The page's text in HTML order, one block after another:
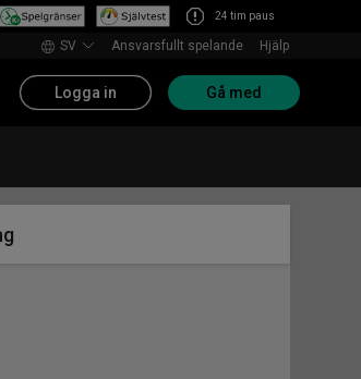
24 tim paus
SV Ansvarsfullt spelande Hjälp
Logga in Gå med